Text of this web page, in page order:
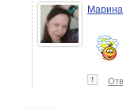
Марина
↑